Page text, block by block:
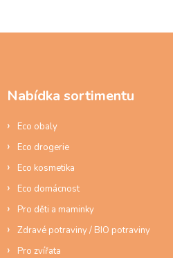
d
Nabídka sortimentu
Eco obaly
Eco drogerie
Eco kosmetika
Eco domácnost
Pro děti a maminky
Zdravé potraviny / BIO potraviny
Pro zvířata